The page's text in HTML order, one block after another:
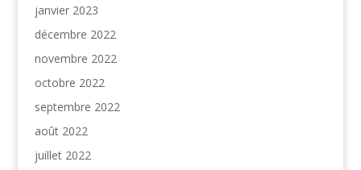
janvier 2023
décembre 2022
novembre 2022
octobre 2022
septembre 2022
août 2022
juillet 2022